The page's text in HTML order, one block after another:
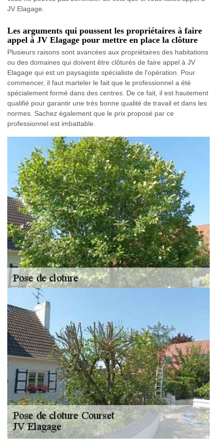
JV Elagage.
Les arguments qui poussent les propriétaires à faire
appel à JV Elagage pour mettre en place la clôture
Plusieurs raisons sont avancées aux propriétaires des habitations
ou des domaines qui doivent être clôturés de faire appel à JV
Elagage qui est un paysagiste spécialiste de l'opération. Pour
commencer, il faut marteler le fait que le professionnel a été
spécialement formé dans des centres. De ce fait, il est hautement
qualifié pour garantir une très bonne qualité de travail et dans les
normes. Sachez également que le prix proposé par ce
professionnel est imbattable.